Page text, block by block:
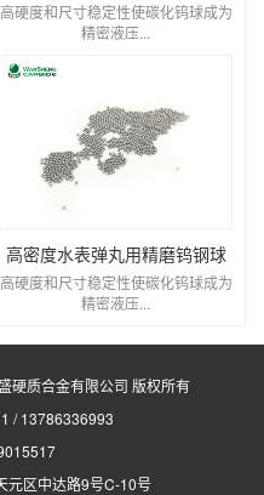
高硬度和尺寸稳定性使碳化钨球成为
精密液压...
高密度水表弹丸用精磨钨钢球
高硬度和尺寸稳定性使碳化钨球成为
精密液压...
硬质合金有限公司 版权所有
/ 13786336993
元区中达路9号C-10号